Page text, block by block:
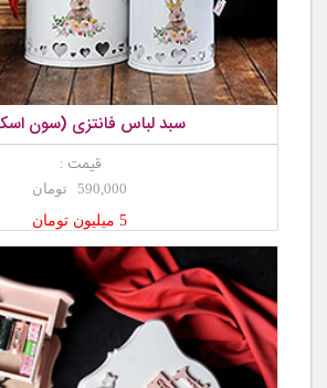
سبد لباس فانتزی (سون
قیمت :
590,000 تومان
5 میلیون تومان